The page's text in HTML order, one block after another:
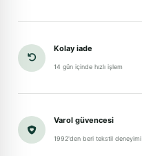
Kolay iade
14 gün içinde hızlı işlem
Varol güvencesi
1992'den beri tekstil deneyimi